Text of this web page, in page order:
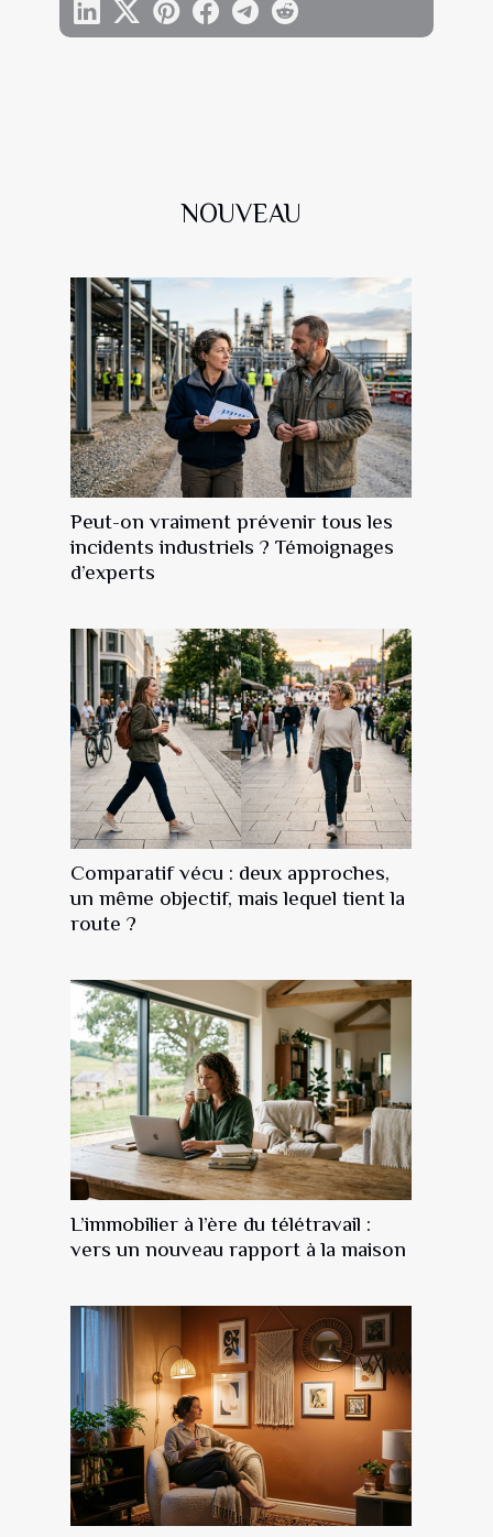
NOUVEAU
Peut-on vraiment prévenir tous les
incidents industriels ? Témoignages
d’experts
Comparatif vécu : deux approches,
un même objectif, mais lequel tient la
route ?
L’immobilier à l’ère du télétravail :
vers un nouveau rapport à la maison